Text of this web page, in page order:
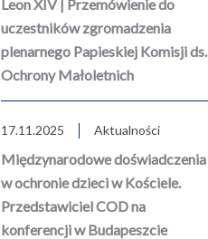
Leon XIV | Przemówienie do
uczestników zgromadzenia
plenarnego Papieskiej Komisji ds.
Ochrony Małoletnich
Międzynarodowe doświadczenia
w ochronie dzieci w Kościele.
Przedstawiciel COD na
konferencji w Budapeszcie
17.11.2025 Aktualności